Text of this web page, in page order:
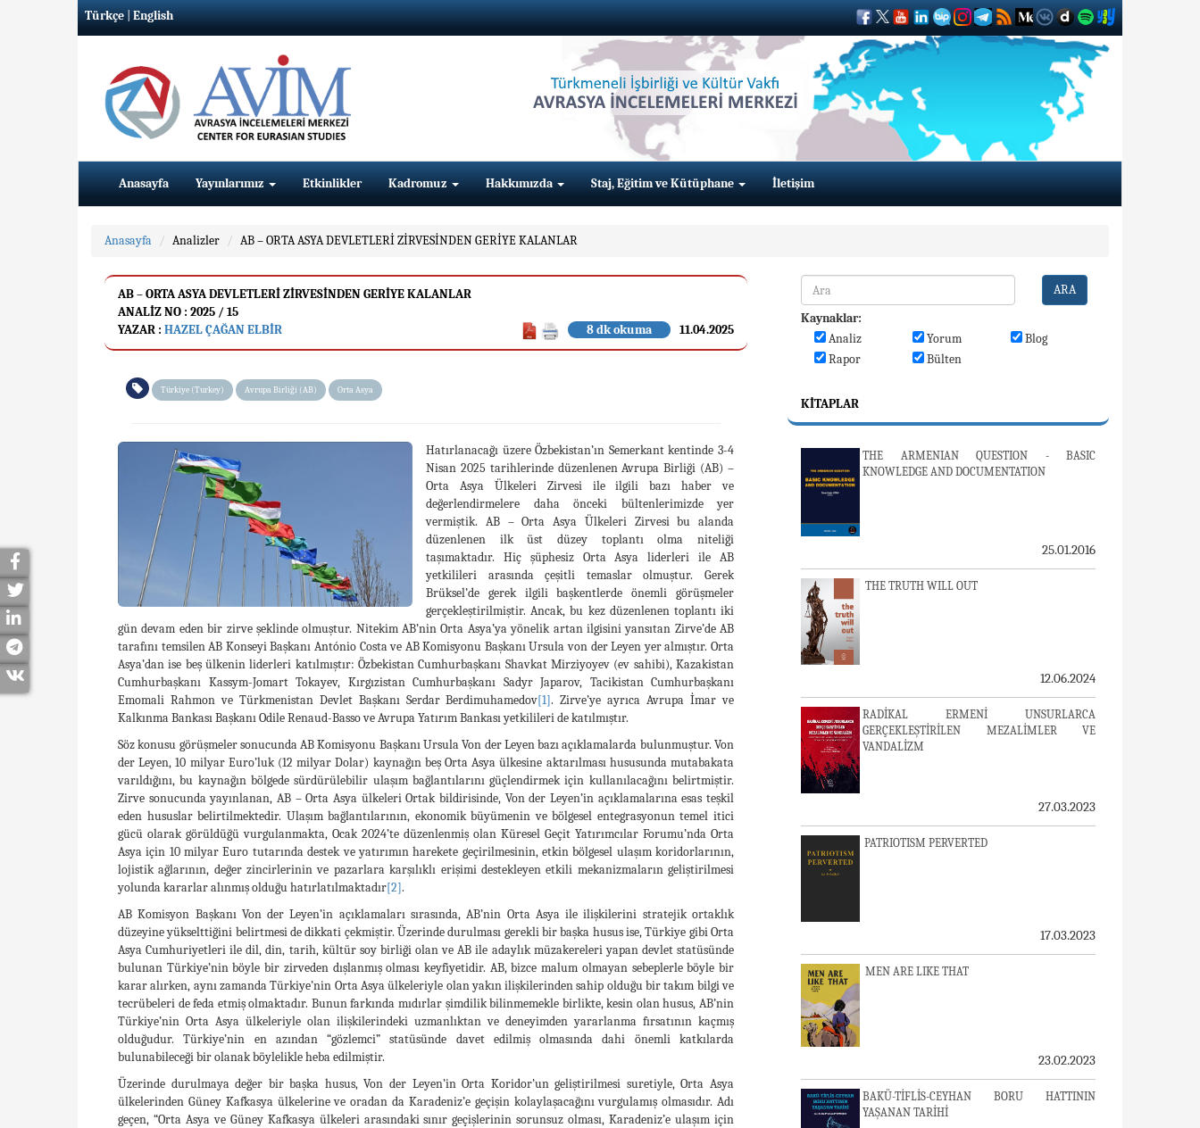
Türkçe|English
Anasayfa Yayınlarımız Etkinlikler Kadromuz Hakkımızda Staj, Eğitim ve Kütüphane İletişim
Anasayfa Analizler AB – ORTA ASYA DEVLETLERİ ZİRVESİNDEN GERİYE KALANLAR
AB – ORTA ASYA DEVLETLERİ ZİRVESİNDEN GERİYE KALANLAR
ANALIZ NO : 2025 / 15
YAZAR : HAZEL ÇAĞAN ELBİR 11.04.2025
8 dk okuma
Türkiye (Turkey) Avrupa Birliği (AB) Orta Asya
Hatırlanacağı üzere Özbekistan’ın Semerkant kentinde 3-4
Nisan 2025 tarihlerinde düzenlenen Avrupa Birliği (AB) –
Orta Asya Ülkeleri Zirvesi ile ilgili bazı haber ve
değerlendirmelere daha önceki bültenlerimizde yer
vermiştik. AB – Orta Asya Ülkeleri Zirvesi bu alanda
düzenlenen ilk üst düzey toplantı olma niteliği
taşımaktadır. Hiç şüphesiz Orta Asya liderleri ile AB
yetkilileri arasında çeşitli temaslar olmuştur. Gerek
Brüksel’de gerek ilgili başkentlerde önemli görüşmeler
gerçekleştirilmiştir. Ancak, bu kez düzenlenen toplantı iki
gün devam eden bir zirve şeklinde olmuştur. Nitekim AB’nin Orta Asya’ya yönelik artan ilgisini yansıtan Zirve’de AB
tarafını temsilen AB Konseyi Başkanı António Costa ve AB Komisyonu Başkanı Ursula von der Leyen yer almıştır. Orta
Asya’dan ise beş ülkenin liderleri katılmıştır: Özbekistan Cumhurbaşkanı Shavkat Mirziyoyev (ev sahibi), Kazakistan
Cumhurbaşkanı Kassym-Jomart Tokayev, Kırgızistan Cumhurbaşkanı Sadyr Japarov, Tacikistan Cumhurbaşkanı
Emomali Rahmon ve Türkmenistan Devlet Başkanı Serdar Berdimuhamedov[1]. Zirve’ye ayrıca Avrupa İmar ve
Kalkınma Bankası Başkanı Odile Renaud-Basso ve Avrupa Yatırım Bankası yetkilileri de katılmıştır.
Söz konusu görüşmeler sonucunda AB Komisyonu Başkanı Ursula Von der Leyen bazı açıklamalarda bulunmuştur. Von
der Leyen, 10 milyar Euro’luk (12 milyar Dolar) kaynağın beş Orta Asya ülkesine aktarılması hususunda mutabakata
varıldığını, bu kaynağın bölgede sürdürülebilir ulaşım bağlantılarını güçlendirmek için kullanılacağını belirtmiştir.
Zirve sonucunda yayınlanan, AB – Orta Asya ülkeleri Ortak bildirisinde, Von der Leyen’in açıklamalarına esas teşkil
eden hususlar belirtilmektedir. Ulaşım bağlantılarının, ekonomik büyümenin ve bölgesel entegrasyonun temel itici
gücü olarak görüldüğü vurgulanmakta, Ocak 2024’te düzenlenmiş olan Küresel Geçit Yatırımcılar Forumu’nda Orta
Asya için 10 milyar Euro tutarında destek ve yatırımın harekete geçirilmesinin, etkin bölgesel ulaşım koridorlarının,
lojistik ağlarının, değer zincirlerinin ve pazarlara karşılıklı erişimi destekleyen etkili mekanizmaların geliştirilmesi
yolunda kararlar alınmış olduğu hatırlatılmaktadır[2].
AB Komisyon Başkanı Von der Leyen’in açıklamaları sırasında, AB’nin Orta Asya ile ilişkilerini stratejik ortaklık
düzeyine yükselttiğini belirtmesi de dikkati çekmiştir. Üzerinde durulması gerekli bir başka husus ise, Türkiye gibi Orta
Asya Cumhuriyetleri ile dil, din, tarih, kültür soy birliği olan ve AB ile adaylık müzakereleri yapan devlet statüsünde
bulunan Türkiye’nin böyle bir zirveden dışlanmış olması keyfiyetidir. AB, bizce malum olmayan sebeplerle böyle bir
karar alırken, aynı zamanda Türkiye’nin Orta Asya ülkeleriyle olan yakın ilişkilerinden sahip olduğu bir takım bilgi ve
tecrübeleri de feda etmiş olmaktadır. Bunun farkında mıdırlar şimdilik bilinmemekle birlikte, kesin olan husus, AB’nin
Türkiye’nin Orta Asya ülkeleriyle olan ilişkilerindeki uzmanlıktan ve deneyimden yararlanma fırsatının kaçmış
olduğudur. Türkiye’nin en azından “gözlemci” statüsünde davet edilmiş olmasında dahi önemli katkılarda
bulunabileceği bir olanak böylelikle heba edilmiştir.
Üzerinde durulmaya değer bir başka husus, Von der Leyen’in Orta Koridor’un geliştirilmesi suretiyle, Orta Asya
ülkelerinden Güney Kafkasya ülkelerine ve oradan da Karadeniz’e geçişin kolaylaşacağını vurgulamış olmasıdır. Adı
geçen, “Orta Asya ve Güney Kafkasya ülkeleri arasındaki sınır geçişlerinin sorunsuz olması, Karadeniz’e ulaşım için
ARA
Kaynaklar:
Analiz
Yorum
Blog
Rapor
Bülten
KITAPLAR
THE ARMENIAN QUESTION - BASIC
KNOWLEDGE AND DOCUMENTATION
25.01.2016
THE TRUTH WILL OUT
12.06.2024
RADİKAL ERMENİ UNSURLARCA
GERÇEKLEŞTİRİLEN MEZALİMLER VE
VANDALİZM
27.03.2023
PATRIOTISM PERVERTED
17.03.2023
MEN ARE LIKE THAT
23.02.2023
BAKÜ-TİFLİS-CEYHAN BORU HATTININ
YAŞANAN TARİHİ